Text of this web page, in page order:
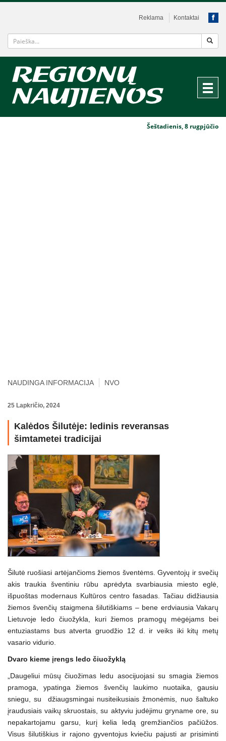
Reklama Kontaktai
Šeštadienis, 8 rugpjūčio
NAUDINGA INFORMACIJA NVO
25 Lapkričio, 2024
Kalėdos Šilutėje: ledinis reveransas
šimtametei tradicijai
Šilutė ruošiasi artėjančioms žiemos šventėms. Gyventojų ir svečių
akis traukia šventiniu rūbu aprėdyta svarbiausia miesto eglė,
išpuoštas modernaus Kultūros centro fasadas. Tačiau didžiausia
žiemos švenčių staigmena šilutiškiams – bene erdviausia Vakarų
Lietuvoje ledo čiuožykla, kuri žiemos pramogų mėgėjams bei
entuziastams bus atverta gruodžio 12 d. ir veiks iki kitų metų
vasario vidurio.
Dvaro kieme įrengs ledo čiuožyklą
„Daugeliui mūsų čiuožimas ledu asocijuojasi su smagia žiemos
pramoga, ypatinga žiemos švenčių laukimo nuotaika, gausiu
sniegu, su džiaugsmingai nusiteikusiais žmonėmis, nuo šaltuko
įraudusiais vaikų skruostais, su aktyviu judėjimu gryname ore, su
nepakartojamu garsu, kurį kelia ledą gremžiančios pačiūžos.
Visus šilutiškius ir rajono gyventojus kviečiu pajusti ar prisiminti